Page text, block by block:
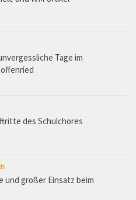
Tage im
des Schulchores
und großer Einsatz beim